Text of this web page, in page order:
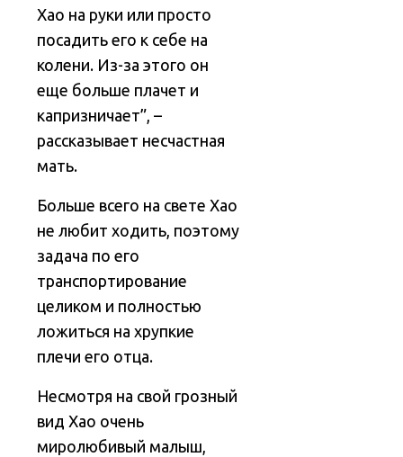
Хао на руки или просто
посадить его к себе на
колени. Из-за этого он
еще больше плачет и
капризничает”, –
рассказывает несчастная
мать.
Больше всего на свете Хао
не любит ходить, поэтому
задача по его
транспортирование
целиком и полностью
ложиться на хрупкие
плечи его отца.
Несмотря на свой грозный
вид Хао очень
миролюбивый малыш,